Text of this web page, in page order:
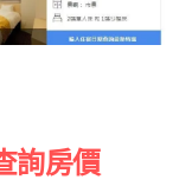
詢房價